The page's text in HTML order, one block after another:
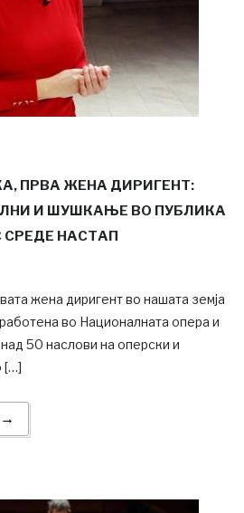
ПРВА ЖЕНА ДИРИГЕНТ:
И ШУШКАЊЕ ВО ПУБЛИКА
НАСТАП
жена диригент во нашата земја
во Националната опера и
50 наслови на оперски и
[…]
→